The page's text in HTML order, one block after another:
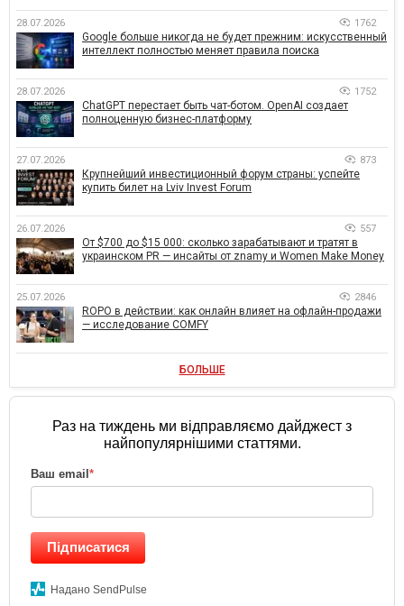
28.07.2026 1762
Google больше никогда не будет прежним: искусственный
интеллект полностью меняет правила поиска
28.07.2026 1752
ChatGPT перестает быть чат-ботом. OpenAI создает
полноценную бизнес-платформу
27.07.2026 873
Крупнейший инвестиционный форум страны: успейте
купить билет на Lviv Invest Forum
26.07.2026 557
От $700 до $15 000: сколько зарабатывают и тратят в
украинском PR — инсайты от znamy и Women Make Money
25.07.2026 2846
ROPO в действии: как онлайн влияет на офлайн-продажи
— исследование COMFY
БОЛЬШЕ
Раз на тиждень ми відправляємо дайджест з
найпопулярнішими статтями.
Ваш email*
Підписатися
Надано SendPulse